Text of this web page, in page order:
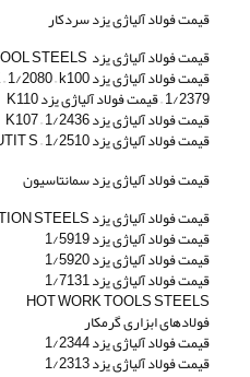
قیمت فولاد آلیاژی یزد سردکار
قیمت فولاد آلیاژی یزد COLD WORK TOOL STEELS
قیمت فولاد آلیاژی یزد SPK – 1/2080 – k100
1/2379 – قیمت فولاد آلیاژی یزد K110
قیمت فولاد آلیاژی یزد 1/2436 – K107
قیمت فولاد آلیاژی یزد 1/2510 – AMUTIT S – آموتیت
قیمت فولاد آلیاژی یزد سمانتاسیون
قیمت فولاد آلیاژی یزد CEMANTATION STEELS
قیمت فولاد آلیاژی یزد 1/5919
قیمت فولاد آلیاژی یزد 1/5920
قیمت فولاد آلیاژی یزد 1/7131
HOT WORK TOOLS STEELS
فولادهای ابزاری گرمکار
قیمت فولاد آلیاژی یزد 1/2344
قیمت فولاد آلیاژی یزد 1/2313